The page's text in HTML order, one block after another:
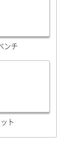
ンチ
ト